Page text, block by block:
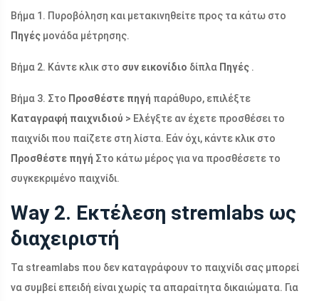
Βήμα 1. Πυροβόληση και μετακινηθείτε προς τα κάτω στο
Πηγές μονάδα μέτρησης.
Βήμα 2. Κάντε κλικ στο συν εικονίδιο δίπλα Πηγές .
Βήμα 3. Στο Προσθέστε πηγή παράθυρο, επιλέξτε
Καταγραφή παιχνιδιού > Ελέγξτε αν έχετε προσθέσει το
παιχνίδι που παίζετε στη λίστα. Εάν όχι, κάντε κλικ στο
Προσθέστε πηγή Στο κάτω μέρος για να προσθέσετε το
συγκεκριμένο παιχνίδι.
Way 2. Εκτέλεση stremlabs ως
διαχειριστή
Τα streamlabs που δεν καταγράφουν το παιχνίδι σας μπορεί
να συμβεί επειδή είναι χωρίς τα απαραίτητα δικαιώματα. Για